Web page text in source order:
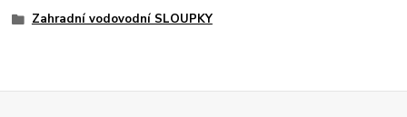
Zahradní vodovodní SLOUPKY